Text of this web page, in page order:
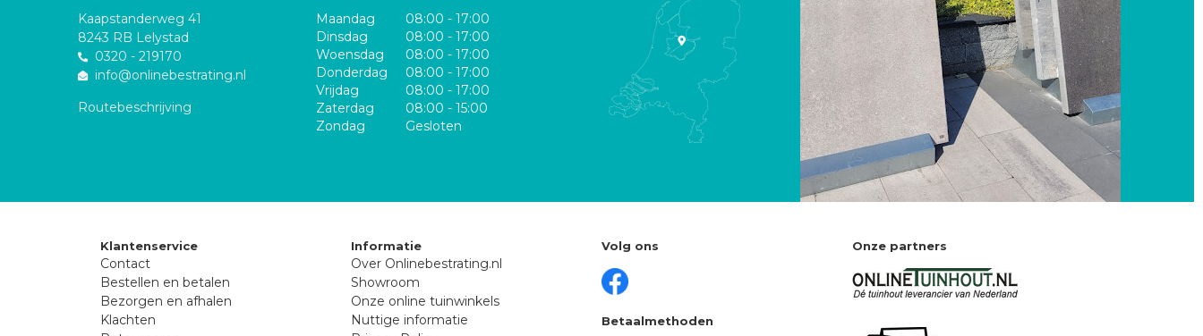
Kaapstanderweg 41
8243 RB Lelystad
0320 - 219170
info@onlinebestrating.nl
Routebeschrijving
Maandag
08:00 - 17:00
Dinsdag
08:00 - 17:00
Woensdag
08:00 - 17:00
Donderdag
08:00 - 17:00
Vrijdag
08:00 - 17:00
Zaterdag
08:00 - 15:00
Zondag
Gesloten
Klantenservice
Contact
Bestellen en betalen
Bezorgen en afhalen
Klachten
Informatie
Over Onlinebestrating.nl
Showroom
Onze online tuinwinkels
Nuttige informatie
Volg ons
Betaalmethoden
Onze partners